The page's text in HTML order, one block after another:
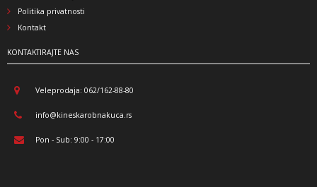
Politika privatnosti
Kontakt
KONTAKTIRAJTE NAS
Veleprodaja: 062/162-88-80
info@kineskarobnakuca.rs
Pon - Sub: 9:00 - 17:00